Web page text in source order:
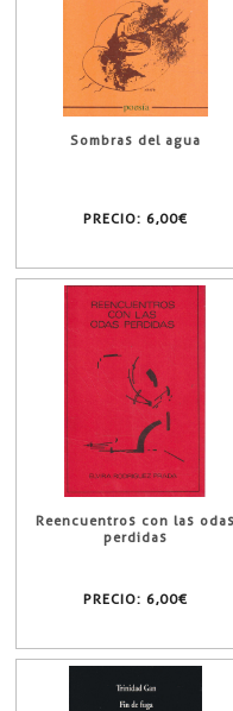
Sombras del agua
PRECIO: 6,00€
Reencuentros con las odas
perdidas
PRECIO: 6,00€